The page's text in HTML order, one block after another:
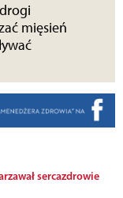
mięsień
zawał sercazdrowie